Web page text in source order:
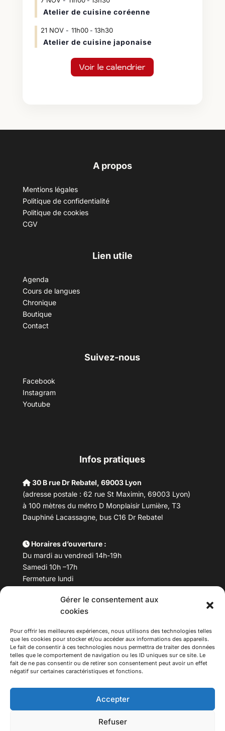
Gérer le consentement aux
cookies
Pour offrir les meilleures expériences, nous utilisons des technologies telles
que les cookies pour stocker et/ou accéder aux informations des appareils.
Le fait de consentir à ces technologies nous permettra de traiter des données
telles que le comportement de navigation ou les ID uniques sur ce site. Le
fait de ne pas consentir ou de retirer son consentement peut avoir un effet
négatif sur certaines caractéristiques et fonctions.
Accepter
Refuser
Atelier de cuisine coréenne
21 NOV 11h00- 13h30
Atelier de cuisine japonaise
Voir le calendrier
A propos
Mentions légales
Politique de confidentialité
Politique de cookies
CGV
Lien utile
Agenda
Cours de langues
Chronique
Boutique
Contact
Suivez-nous
Facebook
Instagram
Youtube
Infos pratiques
30 B rue Dr Rebatel, 69003 Lyon
(adresse postale : 62 rue St Maximin, 69003 Lyon)
à 100 mètres du métro D Monplaisir Lumière, T3
Dauphiné Lacassagne, bus C16 Dr Rebatel
Horaires d’ouverture :
Du mardi au vendredi 14h-19h
Samedi 10h –17h
Fermeture lundi
Téléphone : 04 78 53 06 40
maisondesculturesasiatiques@asiexpo.com